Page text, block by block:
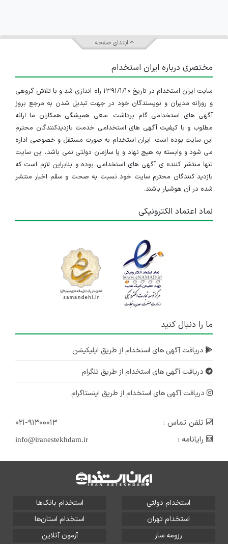
ابتدای صفحه
مختصری درباره ایران استخدام
سایت ایران استخدام در تاریخ ۱۳۹۱/۱/۱۰ راه اندازی شد و با تلاش گروهی
و روزانه مدیران و نویسندگان خود در جهت تبدیل شدن به مرجع بروز
آگهی های استخدامی گام برداشت. سعی همیشگی همکاران ما ارائه
مطلوب و با کیفیت آگهی های استخدامی خدمت بازدیدکنندگان محترم
این سایت بوده است. ایران استخدام به صورت مستقل و خصوصی اداره
می شود و وابسته به هیچ نهاد و یا سازمان دولتی نمی باشد، این سایت
تنها منتشر کننده ی آگهی های استخدامی بوده و بنابراین لازم است که
بازدید کنندگان محترم سایت خود نسبت به صحت و سقم اخبار منتشر
شده در آن هوشیار باشند.
نماد اعتماد الکترونیکی
ما را دنبال کنید
دریافت آگهی های استخدام از طریق اپلیکیشن
دریافت آگهی های استخدام از طریق تلگرام
دریافت آگهی های استخدام از طریق اینستاگرام
تلفن تماس :
۰۲۱-۹۱۳۰۰۰۱۳
رایانامه :
info@iranestekhdam.ir
استخدام دولتی
استخدام بانک‌ها
استخدام تهران
استخدام استان‌ها
رزومه ساز
آزمون آنلاین